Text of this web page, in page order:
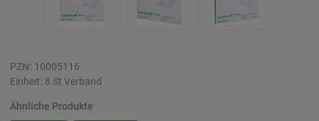
PZN: 10005116
Einheit: 8 St Verband
Ähnliche Produkte